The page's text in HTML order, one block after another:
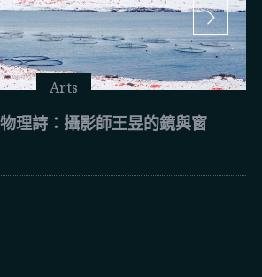
Arts
理詩：攝影師王昱的鏡與窗